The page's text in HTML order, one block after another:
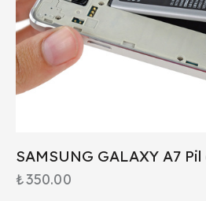
SAMSUNG GALAXY A7
₺350.00